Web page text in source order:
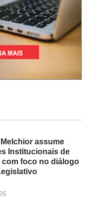
assume
Institucionais de
com foco no diálogo